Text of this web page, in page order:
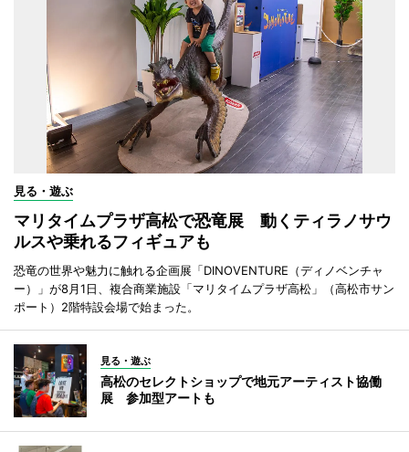
見る・遊ぶ
マリタイムプラザ高松で恐竜展 動くティラノサウ
ルスや乗れるフィギュアも
恐竜の世界や魅力に触れる企画展「DINOVENTURE（ディノベンチャ
ー）」が8月1日、複合商業施設「マリタイムプラザ高松」（高松市サン
ポート）2階特設会場で始まった。
見る・遊ぶ
高松のセレクトショップで地元アーティスト協働
展 参加型アートも